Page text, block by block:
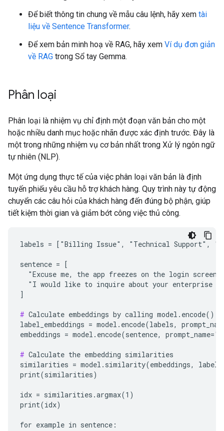
Để biết thông tin chung về mẫu câu lệnh, hãy xem tài
liệu về Sentence Transformer.
Để xem bản minh hoạ về RAG, hãy xem Ví dụ đơn giản
về RAG trong Sổ tay Gemma.
Phân loại
Phân loại là nhiệm vụ chỉ định một đoạn văn bản cho một
hoặc nhiều danh mục hoặc nhãn được xác định trước. Đây là
một trong những nhiệm vụ cơ bản nhất trong Xử lý ngôn ngữ
tự nhiên (NLP).
Một ứng dụng thực tế của việc phân loại văn bản là định
tuyến phiếu yêu cầu hỗ trợ khách hàng. Quy trình này tự động
chuyển các câu hỏi của khách hàng đến đúng bộ phận, giúp
tiết kiệm thời gian và giảm bớt công việc thủ công.
labels = ["Billing Issue", "Technical Support",
sentence = [
"Excuse me, the app freezes on the login
"I would like to inquire about your enterprise
]
# Calculate embeddings by calling model.encode()
label_embeddings = model.encode(labels,
embeddings = model.encode(sentence,
# Calculate the embedding similarities
similarities = model.similarity(embeddings,
print(similarities)
idx = similarities.argmax(1)
print(idx)
for example in sentence: